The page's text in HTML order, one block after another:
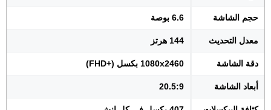
حجم الشاشة 6.6 بوصة
معدل التحديث 144 هرتز
دقة الشاشة 1080x2460 بكسل (+FHD)
أبعاد الشاشة 20.5:9